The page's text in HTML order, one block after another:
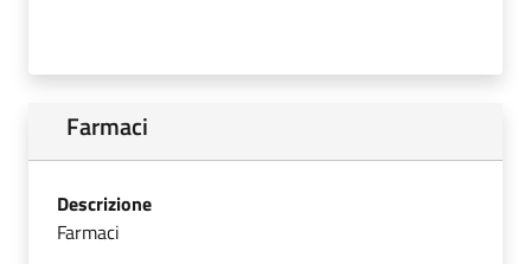
Farmaci
Descrizione
Farmaci